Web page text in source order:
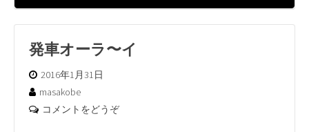
発車オーラ〜イ
2016年1月31日
masakobe
コメントをどうぞ